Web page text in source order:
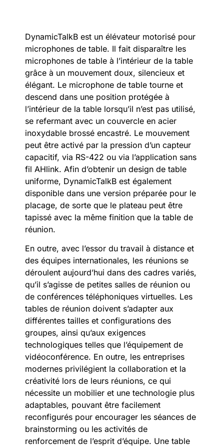
DynamicTalkB est un élévateur motorisé pour
microphones de table. Il fait disparaître les
microphones de table à l’intérieur de la table
grâce à un mouvement doux, silencieux et
élégant. Le microphone de table tourne et
descend dans une position protégée à
l’intérieur de la table lorsqu’il n’est pas utilisé,
se refermant avec un couvercle en acier
inoxydable brossé encastré. Le mouvement
peut être activé par la pression d’un capteur
capacitif, via RS-422 ou via l’application sans
fil AHlink. Afin d’obtenir un design de table
uniforme, DynamicTalkB est également
disponible dans une version préparée pour le
placage, de sorte que le plateau peut être
tapissé avec la même finition que la table de
réunion.
En outre, avec l’essor du travail à distance et
des équipes internationales, les réunions se
déroulent aujourd’hui dans des cadres variés,
qu’il s’agisse de petites salles de réunion ou
de conférences téléphoniques virtuelles. Les
tables de réunion doivent s’adapter aux
différentes tailles et configurations des
groupes, ainsi qu’aux exigences
technologiques telles que l’équipement de
vidéoconférence. En outre, les entreprises
modernes privilégient la collaboration et la
créativité lors de leurs réunions, ce qui
nécessite un mobilier et une technologie plus
adaptables, pouvant être facilement
reconfigurés pour encourager les séances de
brainstorming ou les activités de
renforcement de l’esprit d’équipe. Une table